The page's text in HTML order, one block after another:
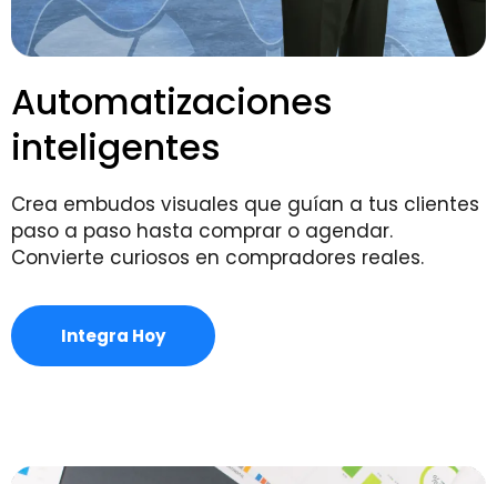
Automatizaciones
inteligentes
Crea embudos visuales que guían a tus clientes
paso a paso hasta comprar o agendar.
Convierte curiosos en compradores reales.
Integra Hoy